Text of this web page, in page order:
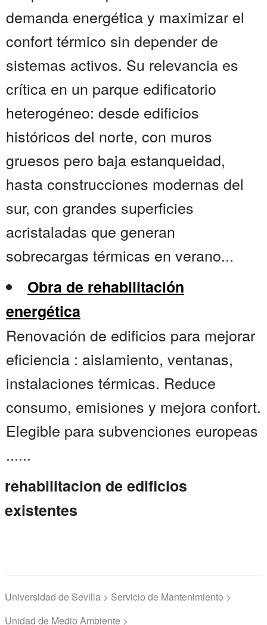
demanda energética y maximizar el
confort térmico sin depender de
sistemas activos. Su relevancia es
crítica en un parque edificatorio
heterogéneo: desde edificios
históricos del norte, con muros
gruesos pero baja estanqueidad,
hasta construcciones modernas del
sur, con grandes superficies
acristaladas que generan
sobrecargas térmicas en verano...
Obra de rehabilitación
energética
Renovación de edificios para mejorar
eficiencia : aislamiento, ventanas,
instalaciones térmicas. Reduce
consumo, emisiones y mejora confort.
Elegible para subvenciones europeas
......
rehabilitacion de edificios
existentes
Universidad de Sevilla > Servicio de Mantenimiento >
Unidad de Medio Ambiente >